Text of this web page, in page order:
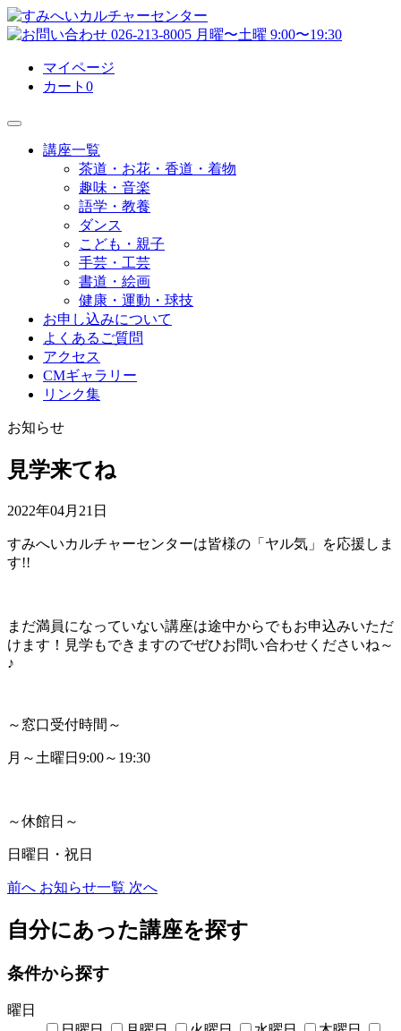
マイページ
カート 0
講座一覧
茶道・お花・香道・着物
趣味・音楽
語学・教養
ダンス
こども・親子
手芸・工芸
書道・絵画
健康・運動・球技
お申し込みについて
よくあるご質問
アクセス
CMギャラリー
リンク集
お知らせ
見学来てね
2022年04月21日
すみへいカルチャーセンターは皆様の「ヤル気」を応援しま
す!!
まだ満員になっていない講座は途中からでもお申込みいただ
けます！見学もできますのでぜひお問い合わせくださいね～
♪
～窓口受付時間～
月～土曜日9:00～19:30
～休館日～
日曜日・祝日
前へ お知らせ一覧 次へ
自分にあった講座を探す
条件から探す
曜日